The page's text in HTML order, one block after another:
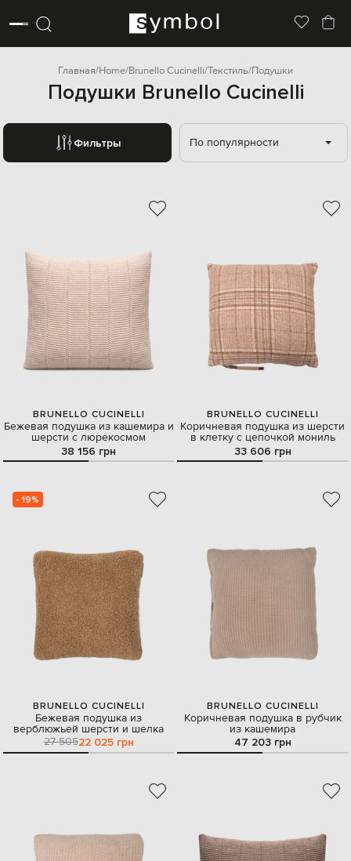
Главная Home Brunello Cucinelli Текстиль Подушки
Подушки Brunello Cucinelli
Фильтры По популярности
BRUNELLO CUCINELLI
Бежевая подушка из кашемира и
шерсти с люрекосмом
38 156 грн
BRUNELLO CUCINELLI
Коричневая подушка из шерсти
в клетку с цепочкой мониль
33 606 грн
- 19%
BRUNELLO CUCINELLI
Бежевая подушка из
верблюжьей шерсти и шелка
27 50522 025 грн
BRUNELLO CUCINELLI
Коричневая подушка в рубчик
из кашемира
47 203 грн